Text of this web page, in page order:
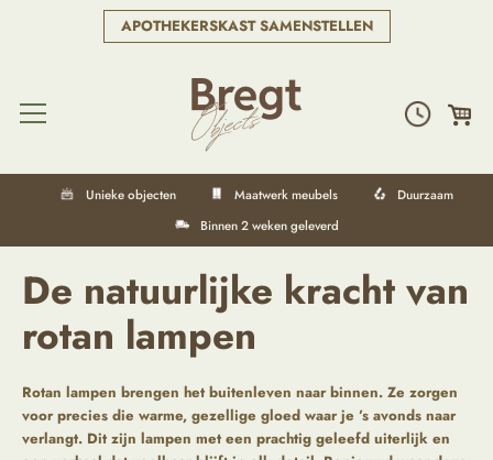
APOTHEKERSKAST SAMENSTELLEN
Unieke objecten Maatwerk meubels
Duurzaam
Binnen 2 weken geleverd
De natuurlijke kracht van
rotan lampen
Rotan lampen brengen het buitenleven naar binnen. Ze zorgen
voor precies die warme, gezellige gloed waar je ’s avonds naar
verlangt. Dit zijn lampen met een prachtig geleefd uiterlijk en